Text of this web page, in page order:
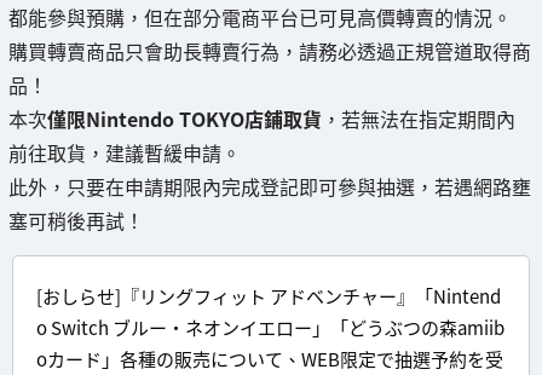
都能參與預購，但在部分電商平台已可見高價轉賣的情況。
購買轉賣商品只會助長轉賣行為，請務必透過正規管道取得商
品！
本次僅限Nintendo TOKYO店鋪取貨 ，若無法在指定期間內
前往取貨，建議暫緩申請。
此外，只要在申請期限內完成登記即可參與抽選，若遇網路壅
塞可稍後再試！
[おしらせ]『リングフィット アドベンチャー』「Nintend
o Switch ブルー・ネオンイエロー」「どうぶつの森amiib
oカード」各種の販売について、WEB限定で抽選予約を受